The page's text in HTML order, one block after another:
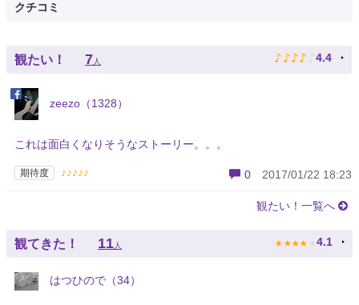
クチコミ
観たい！ 7人 ♪ ♪ ♪ ♪ ♪ 4.4
zeezo（1328）
これは面白くなりそうなストーリー。。。
期待度 ♪♪♪♪♪ 0 2017/01/22 18:23
観たい！一覧へ
観てきた！ 11 人 ★ ★ ★ ★ ★ 4.1
はつひので（34）